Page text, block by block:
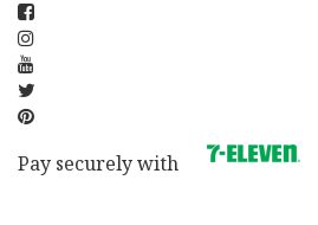
Pay securely with